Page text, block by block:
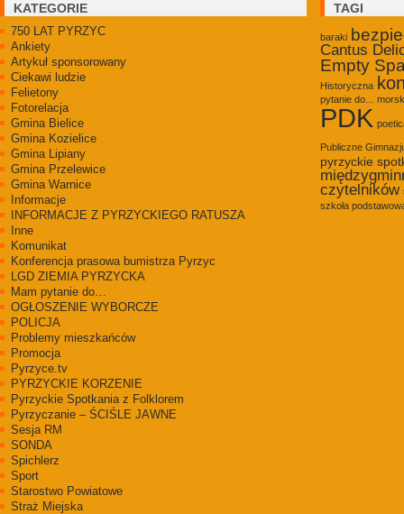
KATEGORIE
750 LAT PYRZYC
Ankiety
Artykuł sponsorowany
Ciekawi ludzie
Felietony
Fotorelacja
Gmina Bielice
Gmina Kozielice
Gmina Lipiany
Gmina Przelewice
Gmina Warnice
Informacje
INFORMACJE Z PYRZYCKIEGO RATUSZA
Inne
Komunikat
Konferencja prasowa bumistrza Pyrzyc
LGD ZIEMIA PYRZYCKA
Mam pytanie do…
OGŁOSZENIE WYBORCZE
POLICJA
Problemy mieszkańców
Promocja
Pyrzyce.tv
PYRZYCKIE KORZENIE
Pyrzyckie Spotkania z Folklorem
Pyrzyczanie – ŚCIŚLE JAWNE
Sesja RM
SONDA
Spichlerz
Sport
Starostwo Powiatowe
Straż Miejska
TAGI
baraki
Cantus
Empty
Historyczna
pytanie do...
PDK
Publiczne
pyrzyckie
czytelników
szkoła